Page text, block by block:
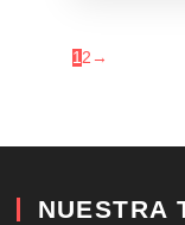
1 2 →
NUESTRA